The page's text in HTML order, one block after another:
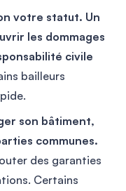
votre statut. Un
les dommages
civile
bailleurs
son bâtiment,
communes.
des garanties
Certains